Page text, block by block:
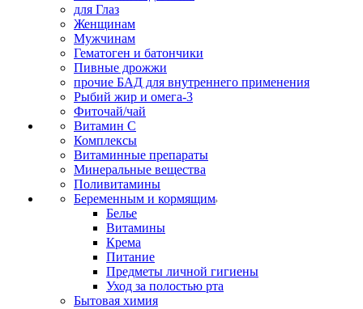
для Глаз
Женщинам
Мужчинам
Гематоген и батончики
Пивные дрожжи
прочие БАД для внутреннего применения
Рыбий жир и омега-3
Фиточай/чай
Витамин С
Комплексы
Витаминные препараты
Минеральные вещества
Поливитамины
Беременным и кормящим
Белье
Витамины
Крема
Питание
Предметы личной гигиены
Уход за полостью рта
Бытовая химия